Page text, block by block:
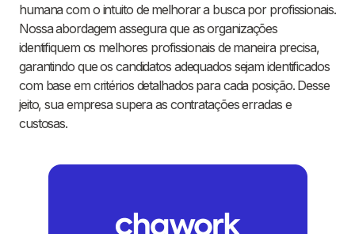
humana com o intuito de melhorar a busca por profissionais.
Nossa abordagem assegura que as organizações
identifiquem os melhores profissionais de maneira precisa,
garantindo que os candidatos adequados sejam identificados
com base em critérios detalhados para cada posição. Desse
jeito, sua empresa supera as contratações erradas e
custosas.